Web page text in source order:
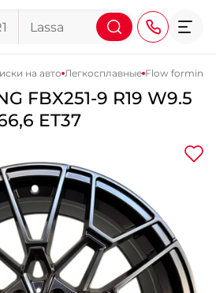
+38 (068) 911-911-4
+38 (067) 113-44-44
+38 (095) 276-44-44
+38 (067) 911-14-14
- на Щепкина
+38 (098) 911-911-0
- на Тополе
на авто Легкосплавные Flow forming
FBX251-9 R19 W9.5
ET37